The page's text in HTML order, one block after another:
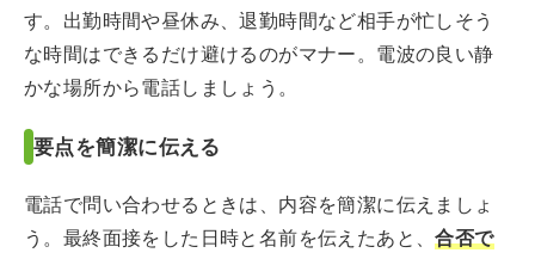
す。出勤時間や昼休み、退勤時間など相手が忙しそう
な時間はできるだけ避けるのがマナー。電波の良い静
かな場所から電話しましょう。
要点を簡潔に伝える
電話で問い合わせるときは、内容を簡潔に伝えましょ
う。最終面接をした日時と名前を伝えたあと、合否で